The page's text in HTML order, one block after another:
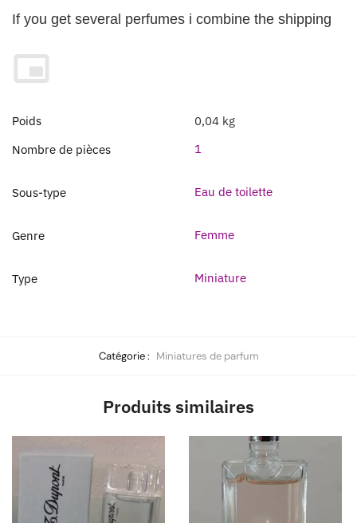
If you get several perfumes i combine the shipping
Poids
0,04 kg
Nombre de pièces
1
Sous-type Eau de toilette
Genre Femme
Type Miniature
Catégorie : Miniatures de parfum
Produits similaires